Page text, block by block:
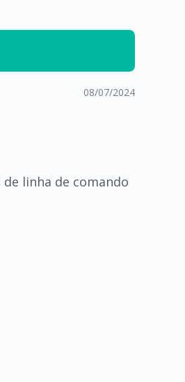
08/07/2024
linha de comando